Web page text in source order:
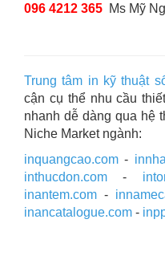
096 4212 365 Ms Mỹ
Trung tâm in kỹ thuật
cận cụ thể nhu cầu
nhanh dễ dàng qua hệ
Niche Market ngành:
inquangcao.com -
inthucdon.com -
inantem.com -
inancatalogue.com -